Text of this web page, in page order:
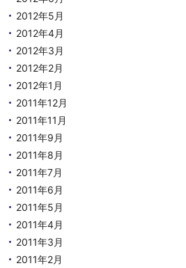
2012年5月
2012年4月
2012年3月
2012年2月
2012年1月
2011年12月
2011年11月
2011年9月
2011年8月
2011年7月
2011年6月
2011年5月
2011年4月
2011年3月
2011年2月